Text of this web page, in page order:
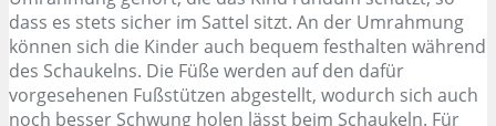
dass es stets sicher im Sattel sitzt. An der Umrahmung
können sich die Kinder auch bequem festhalten während
des Schaukelns. Die Füße werden auf den dafür
vorgesehenen Fußstützen abgestellt, wodurch sich auch
noch besser Schwung holen lässt beim Schaukeln. Für